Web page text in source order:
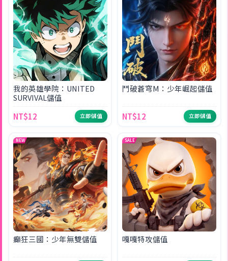
我的英雄學院：UNITED
SURVIVAL儲值
NT$12
立即儲值
鬥破蒼穹M：少年崛起儲值
NT$12 立即儲值
NEW
癲狂三國：少年無雙儲值
SALE
嘎嘎特攻儲值